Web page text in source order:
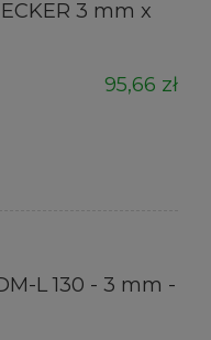
3 mm x
95,66 zł
L 130 - 3 mm -